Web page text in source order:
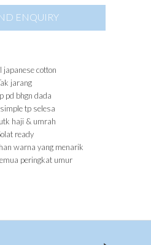
ENQUIRY
japanese cotton
jarang
pd bhgn dada
tp selesa
haji & umrah
ready
warna yang menarik
peringkat umur